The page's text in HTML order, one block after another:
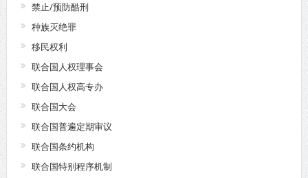
禁止/预防酷刑
种族灭绝罪
移民权利
联合国人权理事会
联合国人权高专办
联合国大会
联合国普遍定期审议
联合国条约机构
联合国特别程序机制